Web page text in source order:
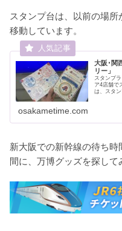
スタンプ台は、以前の場
移動しています。
大阪･関
リー」
スタンプ
ア4店舗で
は、スタ
osakametime.com
新大阪での新幹線の待ち
間に、万博グッズを探して